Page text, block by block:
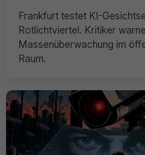
Frankfurt testet KI-
Rotlichtviertel. Kritiker
Massenüberwachung im
Raum.